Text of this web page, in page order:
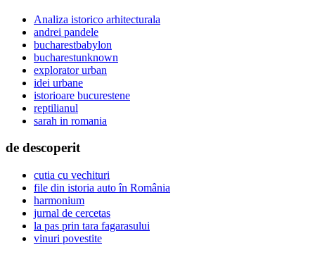
Analiza istorico arhitecturala
andrei pandele
bucharestbabylon
bucharestunknown
explorator urban
idei urbane
istorioare bucurestene
reptilianul
sarah in romania
de descoperit
cutia cu vechituri
file din istoria auto în România
harmonium
jurnal de cercetas
la pas prin tara fagarasului
vinuri povestite